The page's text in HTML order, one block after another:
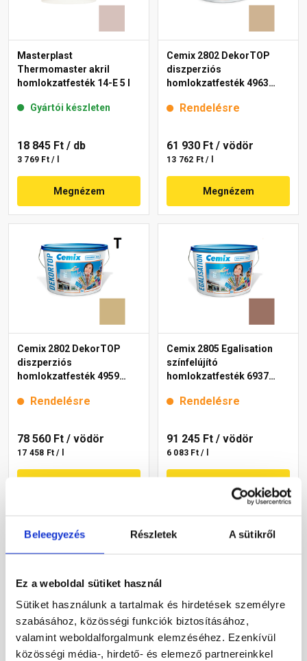
Beleegyezés Részletek A sütikről
Ez a weboldal sütiket használ
Sütiket használunk a tartalmak és hirdetések személyre
szabásához, közösségi funkciók biztosításához,
valamint weboldalforgalmunk elemzéséhez. Ezenkívül
közösségi média-, hirdető- és elemező partnereinkkel
Masterplast
Thermomaster akril
homlokzatfesték 14-E 5 l
Gyártói készleten
18 845 Ft / db
3 769 Ft / l
Megnézem
Cemix 2802 DekorTOP
diszperziós
homlokzatfesték 4963
Rendelésre
61 930 Ft / vödör
13 762 Ft / l
Megnézem
Cemix 2802 DekorTOP
diszperziós
homlokzatfesték 4959
Rendelésre
78 560 Ft / vödör
17 458 Ft / l
Cemix 2805 Egalisation
színfelújító
homlokzatfesték 6937
Rendelésre
91 245 Ft / vödör
6 083 Ft / l
Megnézem
Cemix 2800 SiliconTOP
szilikon homlokzatfesték
Masterplast
Thermomaster akril